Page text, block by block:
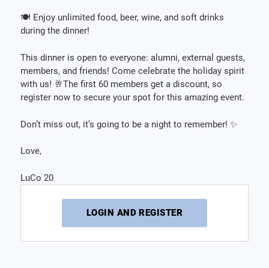
🍽️ Enjoy unlimited food, beer, wine, and soft drinks
during the dinner!
This dinner is open to everyone: alumni, external guests,
members, and friends! Come celebrate the holiday spirit
with us! 🥂The first 60 members get a discount, so
register now to secure your spot for this amazing event.
Don’t miss out, it’s going to be a night to remember! ✨
Love,
LuCo 20
LOGIN AND REGISTER